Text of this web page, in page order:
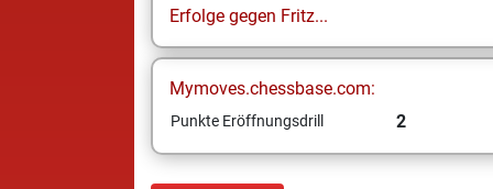
Erfolge gegen Fritz...
Mymoves.chessbase.com:
Punkte Eröffnungsdrill 2